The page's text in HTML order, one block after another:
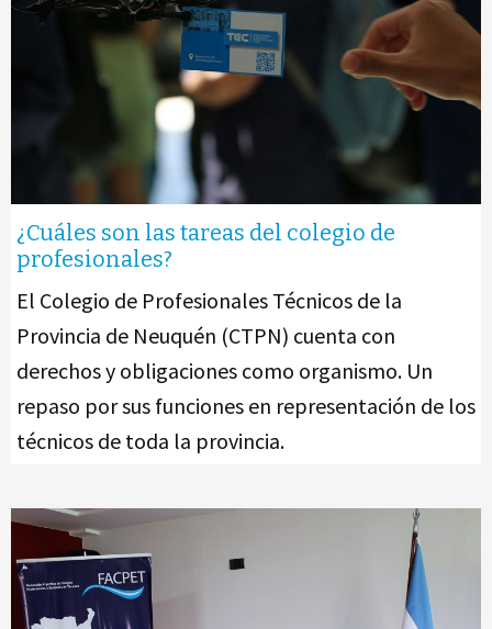
¿Cuáles son las tareas del colegio de
profesionales?
El Colegio de Profesionales Técnicos de la
Provincia de Neuquén (CTPN) cuenta con
derechos y obligaciones como organismo. Un
repaso por sus funciones en representación de los
técnicos de toda la provincia.